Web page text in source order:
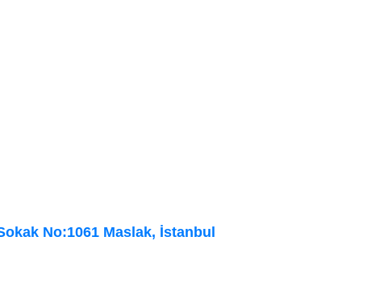
No:1061 Maslak, İstanbul